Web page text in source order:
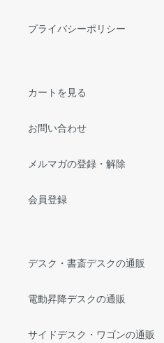
プライバシーポリシー
カートを見る
お問い合わせ
メルマガの登録・解除
会員登録
デスク・書斎デスクの通販
電動昇降デスクの通販
サイドデスク・ワゴンの通販